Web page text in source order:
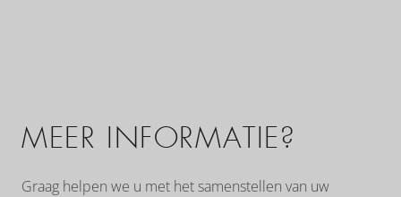
MEER INFORMATIE?
Graag helpen we u met het samenstellen van uw